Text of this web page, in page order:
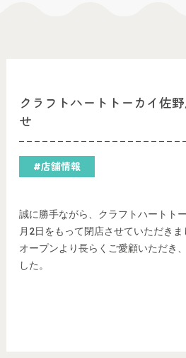
クラフトハートトーカイ佐
せ
#店舗情報
誠に勝手ながら、クラフトハートト
月2日をもって閉店させていただきま
オープンより長らくご愛顧いただき
した。